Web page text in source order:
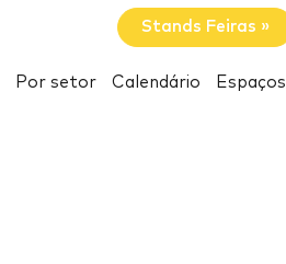
Stands Feiras »
Por setor Calendário Espaços